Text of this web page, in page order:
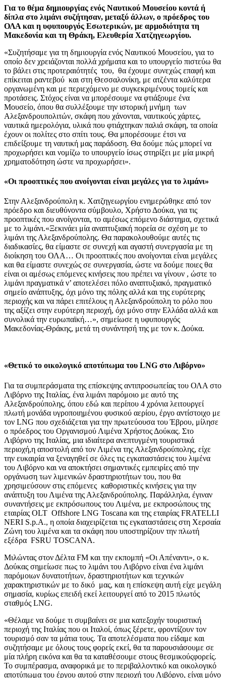
Για το θέμα δημιουργίας ενός Ναυτικού Μουσείου κοντά ή
δίπλα στο λιμάνι συζήτησαν, μεταξύ άλλων, ο πρόεδρος του
ΟΛΑ και η υφυπουργός Εσωτερικών, με αρμοδιότητα τη
Μακεδονία και τη Θράκη, Ελευθερία Χατζηγεωργίου.
«Συζητήσαμε για τη δημιουργία ενός Ναυτικού Μουσείου, για το
οποίο δεν χρειάζονται πολλά χρήματα και το υπουργείο πιστεύω θα
το βάλει στις προτεραιότητές του, θα έχουμε συνεχώς επαφή και
επίκειται ραντεβού και στη Θεσσαλονίκη, με ατζέντα καλύτερα
οργανωμένη και με περιεχόμενο με συγκεκριμένους τομείς και
προτάσεις. Στόχος είναι να μπορέσουμε να φτιάξουμε ένα
Μουσείο, όπου θα συλλέξουμε την ιστορική μνήμη των
Αλεξανδρουπολιτών, σκάφη που χάνονται, ναυτικούς χάρτες,
ναυτικά ημερολόγια, υλικά που φτιάχτηκαν παλιά σκάφη, τα οποία
έχουν οι πολίτες στο σπίτι τους. Θα μπορέσουμε έτσι να
επιδείξουμε τη ναυτική μας παράδοση. Θα δούμε πώς μπορεί να
προχωρήσει και νομίζω το υπουργείο ίσως στηρίξει με μία μικρή
χρηματοδότηση ώστε να προχωρήσει».
«Οι προοπτικές που ανοίγονται είναι μεγάλες για το λιμάνι»
Στην Αλεξανδρούπολη κ. Χατζηγεωργίου ενημερώθηκε από τον
πρόεδρο και διευθύνοντα σύμβουλο, Χρήστο Δούκα, για τις
προοπτικές που ανοίγονται, το αμέσως επόμενο διάστημα, σχετικά
με το λιμάνι.«Ξεκινάει μία αναπτυξιακή πορεία σε σχέση με το
λιμάνι της Αλεξανδρούπολης. Θα παρακολουθούμε αυτές τις
διαδικασίες, θα είμαστε σε συνεχή και αγαστή συνεργασία με τη
διοίκηση του ΟΛΑ… Οι προοπτικές που ανοίγονται είναι μεγάλες
και θα είμαστε συνεχώς σε συνεργασία, ώστε να δούμε ποιες θα
είναι οι αμέσως επόμενες κινήσεις που πρέπει να γίνουν , ώστε το
λιμάνι πραγματικά ν’ αποτελέσει πόλο αναπτυξιακό, πραγματικό
σημείο ανάπτυξης, όχι μόνο της πόλης αλλά και της ευρύτερης
περιοχής και να πάρει επιτέλους η Αλεξανδρούπολη το ρόλο που
της αξίζει στην ευρύτερη περιοχή, όχι μόνο στην Ελλάδα αλλά και
συνολικά την ευρωπαϊκή…», σημείωσε η υφυπουργός
Μακεδονίας-Θράκης, μετά τη συνάντησή της με τον κ. Δούκα.
«Θετικό το οικολογικό αποτύπωμα του LNG στο Λιβόρνο»
Για τα συμπεράσματα της επίσκεψης αντιπροσωπείας του ΟΛΑ στο
Λιβόρνο της Ιταλίας, ένα λιμάνι παρόμοιο με αυτό της
Αλεξανδρούπολης, όπου εδώ και περίπου 4 χρόνια λειτουργεί
πλωτή μονάδα υγροποιημένου φυσικού αερίου, έργο αντίστοιχο με
τον LNG που σχεδιάζεται για την πρωτεύουσα του Έβρου, μίλησε
ο πρόεδρος του Οργανισμού Λιμένα Χρήστος Δούκας. Στο
Λιβόρνο της Ιταλίας, μια ιδιαίτερα ανεπτυγμένη τουριστικά
περιοχή,η αποστολή από τον Λιμένα της Αλεξανδρούπολης, είχε
την ευκαιρία να ξεναγηθεί σε όλες τις εγκαταστάσεις του λιμένα
του Λιβόρνο και να αποκτήσει σημαντικές εμπειρίες από την
οργάνωση των λιμενικών δραστηριοτήτων του, που θα
χρησιμεύσουν στις επόμενες καθοριστικές κινήσεις για την
ανάπτυξη του Λιμένα της Αλεξανδρούπολης. Παράλληλα, έγιναν
συναντήσεις με εκπρόσωπους του Λιμένα, με εκπροσώπους της
εταιρίας OLT Offshore LNG Toscana και της εταιρίας FRATELLI
NERI S.p.A., η οποία διαχειρίζεται τις εγκαταστάσεις στη Χερσαία
Ζώνη του λιμένα και τα σκάφη που υποστηρίζουν την πλωτή
εξέδρα FSRU TOSCANA.
Μιλώντας στον Δέλτα FM και την εκπομπή «Οι Απέναντι», ο κ.
Δούκας σημείωσε πως το λιμάνι του Λιβόρνο είναι ένα λιμάνι
παρόμοιων δυνατοτήτων, δραστηριοτήτων και τεχνικών
χαρακτηριστικών με το δικό μας, και η επίσκεψη αυτή είχε μεγάλη
σημασία, κυρίως επειδή εκεί λειτουργεί από το 2015 πλωτός
σταθμός LNG.
«Θέλαμε να δούμε τι συμβαίνει σε μια κατεξοχήν τουριστική
περιοχή της Ιταλίας που οι Ιταλοί, όπως ξέρετε, φροντίζουν τον
τουρισμό σαν τα μάτια τους. Τα αποτελέσματα που είδαμε και
συζητήσαμε με όλους τους φορείς εκεί, θα τα παρουσιάσουμε σε
μία πλήρη εικόνα και θα τα καταθέσουμε στους θεσμικούςφορείς.
Το συμπέρασμα, αναφορικά με το περιβαλλοντικό και οικολογικό
αποτύπωμα του έργου αυτού στην περιοχή του Λιβόρνο, είναι μόνο